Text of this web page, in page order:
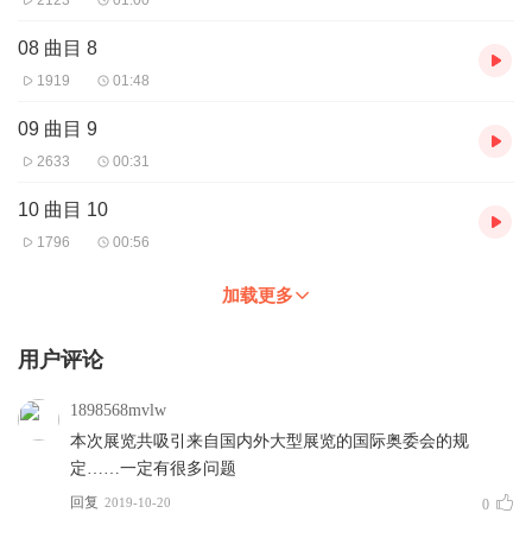
08 曲目 8
1919 01:48
09 曲目 9
2633 00:31
10 曲目 10
1796 00:56
加载更多
用户评论
1898568mvlw
本次展览共吸引来自国内外大型展览的国际奥委会的规
定……一定有很多问题
回复 2019-10-20 0